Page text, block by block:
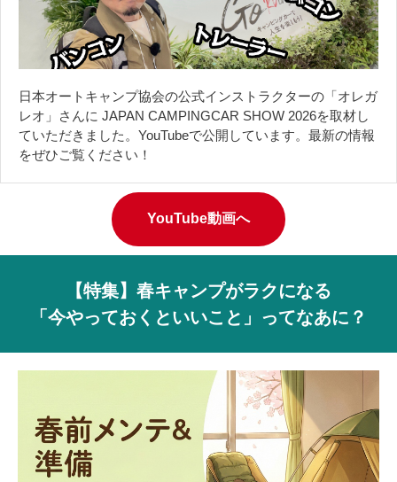
日本オートキャンプ協会の公式インストラクターの「オレガ
レオ」さんに JAPAN CAMPINGCAR SHOW 2026を取材し
ていただきました。YouTubeで公開しています。最新の情報
をぜひご覧ください！
YouTube動画へ
【特集】春キャンプがラクになる
「今やっておくといいこと」ってなあに？